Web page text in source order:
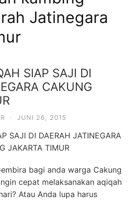
Jatinegara
SIAP SAJI DI
CAKUNG
· JUNI 26, 2015
SAJI DI DAERAH JATINEGARA
JAKARTA TIMUR
bagi anda warga Cakung
cepat melaksanakan aqiqah
Atau Anda lupa harus